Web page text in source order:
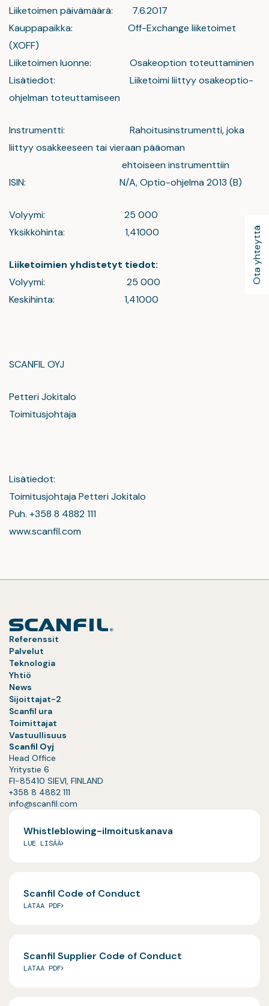
Ota yhteyttä
Liiketoimen päivämäärä: 7.6.2017
Kauppapaikka: Off-Exchange liiketoimet
(XOFF)
Liiketoimen luonne: Osakeoption toteuttaminen
Lisätiedot: Liiketoimi liittyy osakeoptio-
ohjelman toteuttamiseen
Instrumentti: Rahoitusinstrumentti, joka
liittyy osakkeeseen tai vieraan pääoman
ehtoiseen instrumenttiin
ISIN: N/A, Optio-ohjelma 2013 (B)
Volyymi: 25 000
Yksikköhinta: 1,41000
Liiketoimien yhdistetyt tiedot:
Volyymi: 25 000
Keskihinta: 1,41000
SCANFIL OYJ
Petteri Jokitalo
Toimitusjohtaja
Lisätiedot:
Toimitusjohtaja Petteri Jokitalo
Puh. +358 8 4882 111
www.scanfil.com
Referenssit
Palvelut
Teknologia
Yhtiö
News
Sijoittajat-2
Scanfil ura
Toimittajat
Vastuullisuus
Scanfil Oyj
Head Office
Yritystie 6
FI-85410 SIEVI, FINLAND
+358 8 4882 111
info@scanfil.com
Whistleblowing-ilmoituskanava
LUE LISÄÄ
Scanfil Code of Conduct
LATAA PDF
Scanfil Supplier Code of Conduct
LATAA PDF